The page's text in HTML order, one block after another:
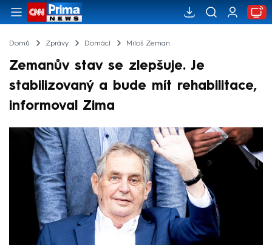
Domů Zprávy Domácí Miloš Zeman
Zemanův stav se zlepšuje. Je
stabilizovaný a bude mít rehabilitace,
informoval Zima